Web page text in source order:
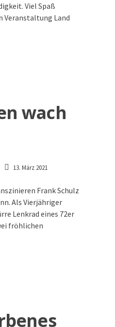
Viel Spaß
Veranstaltung Land
wach
13. März 2021
Frank Schulz
Als Vierjähriger
Lenkrad eines 72er
fröhlichen